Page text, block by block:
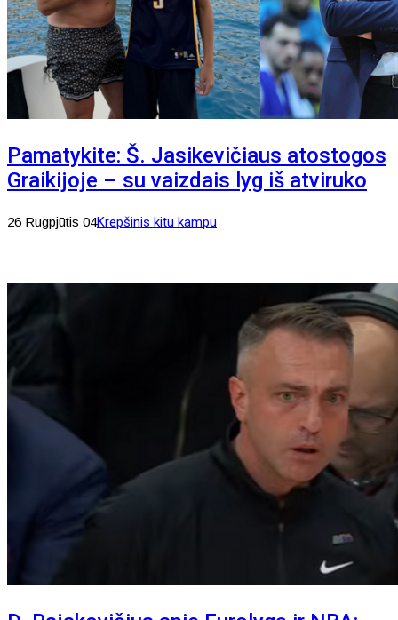
Pamatykite: Š. Jasikevičiaus atostogos
Graikijoje – su vaizdais lyg iš atviruko
26 Rugpjūtis 04Krepšinis kitu kampu